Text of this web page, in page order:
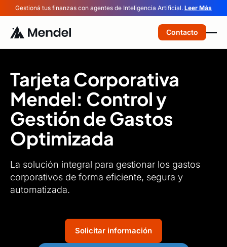
Gestioná tus finanzas con agentes de Inteligencia Artificial. Leer Más
Contacto
Tarjeta Corporativa
Mendel: Control y
Gestión de Gastos
Optimizada
La solución integral para gestionar los gastos
corporativos de forma eficiente, segura y
automatizada.
Solicitar información